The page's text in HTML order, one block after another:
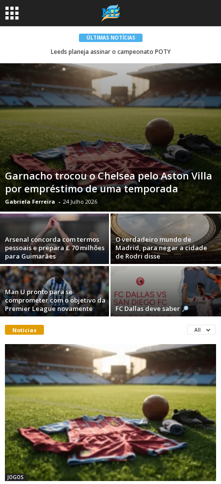
ÚLTIMAS NOTÍCIAS
Leeds planeja assinar o campeonato POTY
Garnacho trocou o Chelsea pelo Aston Villa
por empréstimo de uma temporada
Gabriela Ferreira - 24 Julho 2026
Arsenal concorda com termos
pessoais e prepara £ 70 milhões
para Guimarães
O verdadeiro mundo de
Madrid, para negar a cidade
de Rodri disse
Man U pronto para se
comprometer com o objetivo da
Premier League novamente
FC Dallas deve saber
Noticias All
JOGOS